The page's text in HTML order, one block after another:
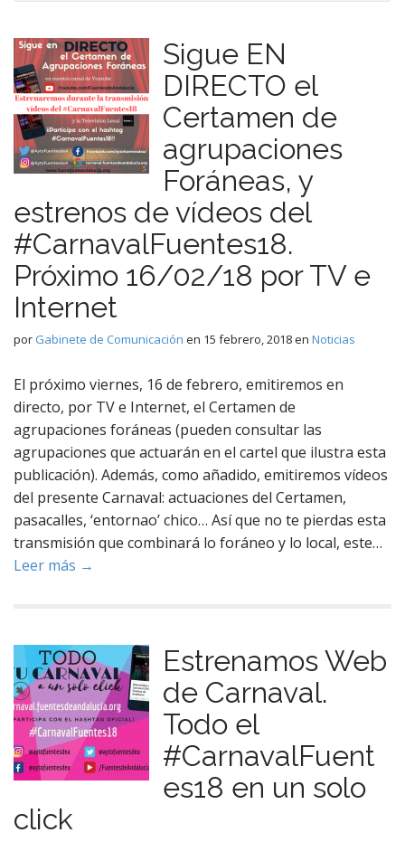
Sigue EN
DIRECTO el
Certamen de
agrupaciones
Foráneas, y
estrenos de vídeos del
#CarnavalFuentes18.
Próximo 16/02/18 por TV e
Internet
por Gabinete de Comunicación en 15 febrero, 2018en Noticias
El próximo viernes, 16 de febrero, emitiremos en
directo, por TV e Internet, el Certamen de
agrupaciones foráneas (pueden consultar las
agrupaciones que actuarán en el cartel que ilustra esta
publicación). Además, como añadido, emitiremos vídeos
del presente Carnaval: actuaciones del Certamen,
pasacalles, ‘entornao’ chico… Así que no te pierdas esta
transmisión que combinará lo foráneo y lo local, este…
Leer más →
Estrenamos Web
de Carnaval.
Todo el
#CarnavalFuent
es18 en un solo
click